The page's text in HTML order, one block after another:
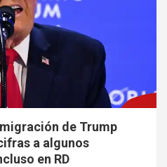
de Trump
a algunos
en RD